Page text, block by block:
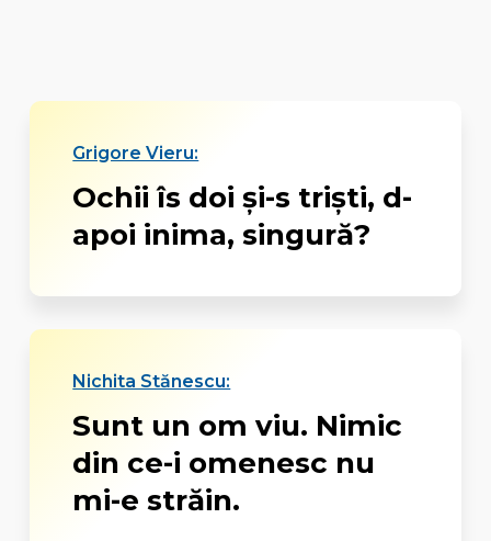
Grigore Vieru:
Ochii îs doi și-s triști, d-
apoi inima, singură?
Nichita Stănescu:
Sunt un om viu. Nimic
din ce-i omenesc nu
mi-e străin.